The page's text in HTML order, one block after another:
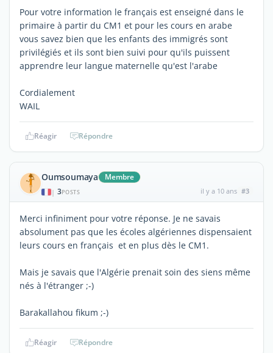
Pour votre information le français est enseigné dans le
primaire à partir du CM1 et pour les cours en arabe
vous savez bien que les enfants des immigrés sont
privilégiés et ils sont bien suivi pour qu'ils puissent
apprendre leur langue maternelle qu'est l'arabe
Cordialement
WAIL
Réagir Répondre
Oumsoumaya Membre
| 3POSTS il y a 10 ans #3
Merci infiniment pour votre réponse. Je ne savais
absolument pas que les écoles algériennes dispensaient
leurs cours en français et en plus dès le CM1.
Mais je savais que l'Algérie prenait soin des siens même
nés à l'étranger ;-)
Barakallahou fikum ;-)
Réagir Répondre